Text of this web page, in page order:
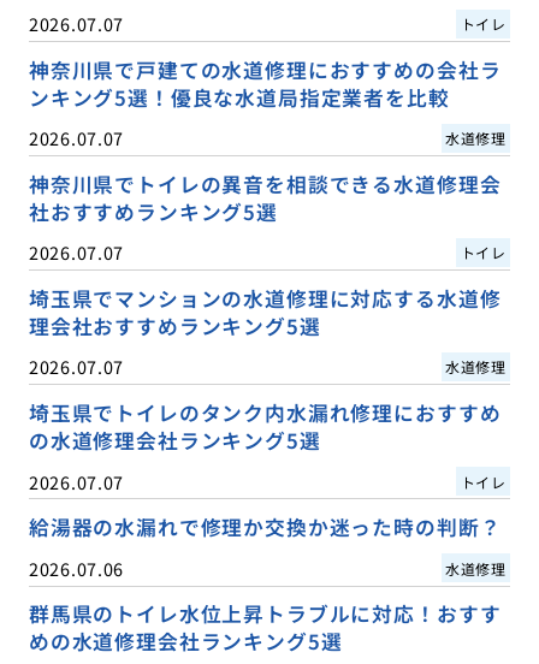
2026.07.07 トイレ
神奈川県で戸建ての水道修理におすすめの会社ラ
ンキング5選！優良な水道局指定業者を比較
2026.07.07 水道修理
神奈川県でトイレの異音を相談できる水道修理会
社おすすめランキング5選
2026.07.07 トイレ
埼玉県でマンションの水道修理に対応する水道修
理会社おすすめランキング5選
2026.07.07 水道修理
埼玉県でトイレのタンク内水漏れ修理におすすめ
の水道修理会社ランキング5選
2026.07.07 トイレ
給湯器の水漏れで修理か交換か迷った時の判断？
2026.07.06 水道修理
群馬県のトイレ水位上昇トラブルに対応！おすす
めの水道修理会社ランキング5選